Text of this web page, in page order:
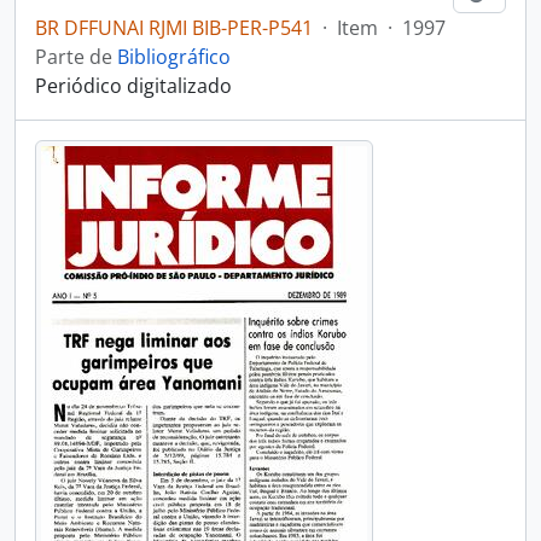
BR DFFUNAI RJMI BIB-PER-P541 · Item · 1997
Parte de Bibliográfico
Periódico digitalizado